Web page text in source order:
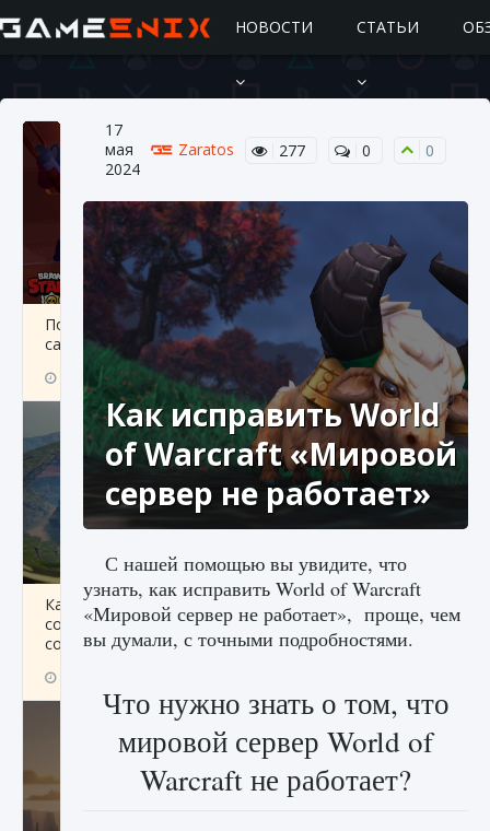
НОВОСТИ СТАТЬИ
Подробное руководство по получению
самоцветов Brawl Stars
10 августа 2024 0 1
Как исправить ошибку Palworld «Идет
сохранение мира — Невозможно начать
сохранение данных мира»
17
мая
2024
Zaratos 277 0 0
Как исправить World
of Warcraft «Мировой
сервер не работает»
С нашей помощью вы увидите, что
узнать, как исправить World of Warcraft
«Мировой сервер не работает», проще, чем
вы думали, с точными подробностями.
Что нужно знать о том, что
мировой сервер World of
Warcraft не работает?